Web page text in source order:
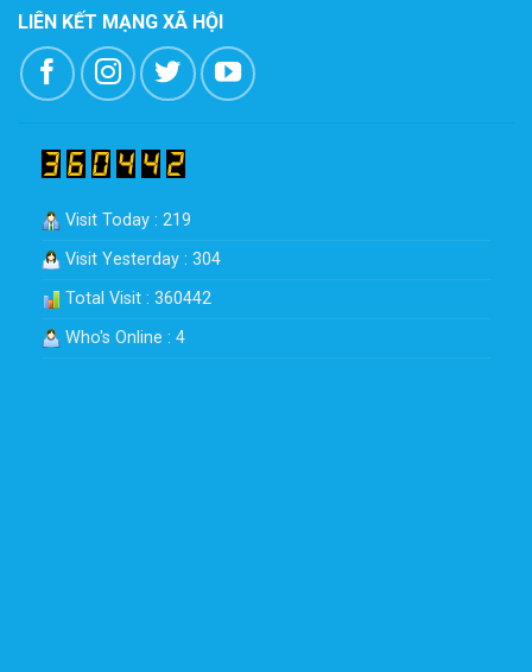
LIÊN KẾT MẠNG XÃ HỘI
Visit Today : 219
Visit Yesterday : 304
Total Visit : 360442
Who's Online : 4